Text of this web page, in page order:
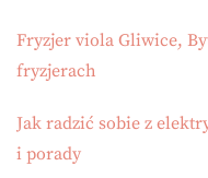
Fryzjer viola Gliwice,
fryzjerach
Jak radzić sobie z
i porady